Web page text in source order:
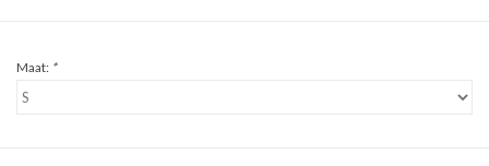
Maat: *